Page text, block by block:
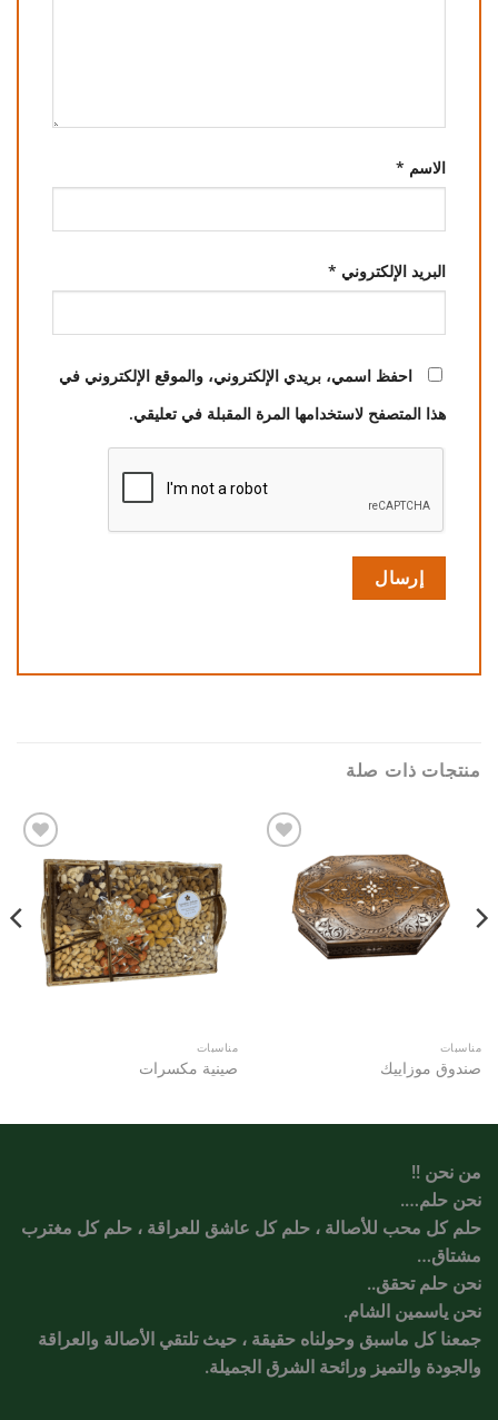
الاسم *
البريد الإلكتروني *
احفظ اسمي، بريدي الإلكتروني، والموقع الإلكتروني في
هذا المتصفح لاستخدامها المرة المقبلة في تعليقي.
منتجات ذات صلة
wishlist
مناسبات
صندوق موزاييك
Add to
wishlist
مناسبات
صينية مكسرات
من نحن !!
نحن حلم….
حلم كل محب للأصالة ، حلم كل عاشق للعراقة ، حلم كل مغترب
مشتاق…
نحن حلم تحقق..
نحن ياسمين الشام.
جمعنا كل ماسبق وحولناه حقيقة ، حيث تلتقي الأصالة والعراقة
والجودة والتميز ورائحة الشرق الجميلة.